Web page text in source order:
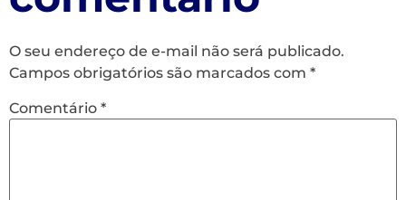
O seu endereço de e-mail não será publicado.
Campos obrigatórios são marcados com *
Comentário *